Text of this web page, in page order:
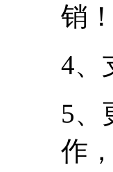
销！
4、
5、
作